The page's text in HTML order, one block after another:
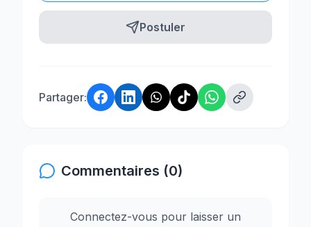
Postuler
Partager:
Commentaires (0)
Connectez-vous pour laisser un